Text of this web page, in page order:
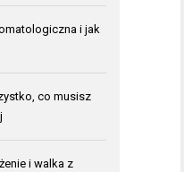
i jak
co musisz
i walka z